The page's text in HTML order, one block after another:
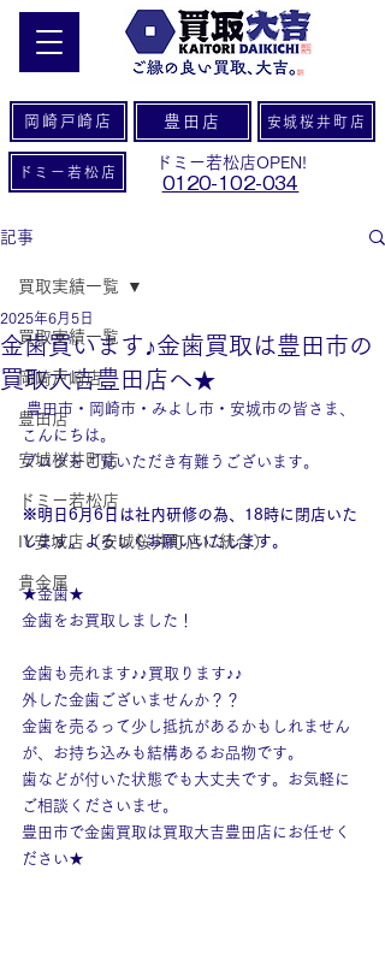
岡崎戸崎店 豊田店 安城桜井町店
ドミー若松店
ドミー若松店OPEN!
0120-102-034
記事
買取実績一覧
岡崎戸崎店
豊田店
安城桜井町店
ドミー若松店
IY安城店（安城桜井町店に統合）
貴金属
買取実績一覧
金歯買います♪金歯買取は豊田市の
買取大吉豊田店へ★
2025年6月5日
豊田市・岡崎市・みよし市・安城市の皆さま、
こんにちは。
ブログをご覧いただき有難うございます。
※明日6月6日は社内研修の為、18時に閉店いた
します。よろしくお願いいたします。
★金歯★
金歯をお買取しました！
金歯も売れます♪♪買取ります♪♪
外した金歯ございませんか？？
金歯を売るって少し抵抗があるかもしれません
が、お持ち込みも結構あるお品物です。
歯などが付いた状態でも大丈夫です。お気軽に
ご相談くださいませ。
豊田市で金歯買取は買取大吉豊田店にお任せく
ださい★